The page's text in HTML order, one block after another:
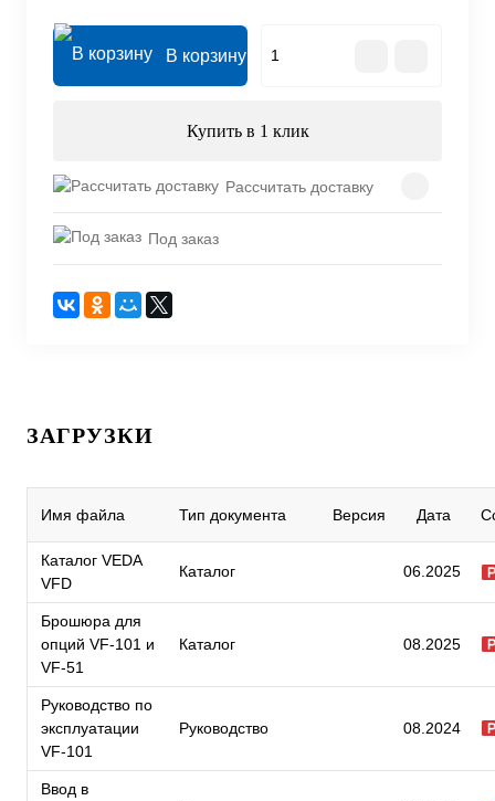
В корзину
Купить в 1 клик
Рассчитать доставку
Под заказ
ЗАГРУЗКИ
Имя файла Тип документа Версия Дата
Каталог VEDA
VFD
Каталог 06.2025
Брошюра для
опций VF-101 и
VF-51
Каталог 08.2025
Руководство по
эксплуатации
VF-101
Руководство 08.2024
Ввод в